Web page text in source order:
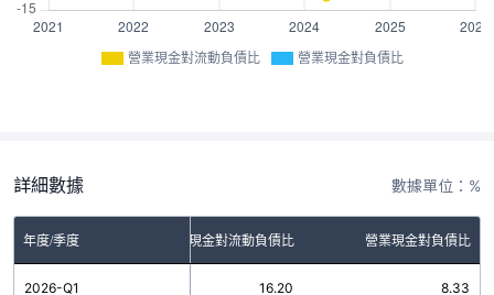
營業現金對流動負債比 營業現金對負債比
詳細數據 數據單位：%
年度/季度 營業現金對流動負債比 營業現金對負債比
2026-Q1 16.20 8.33